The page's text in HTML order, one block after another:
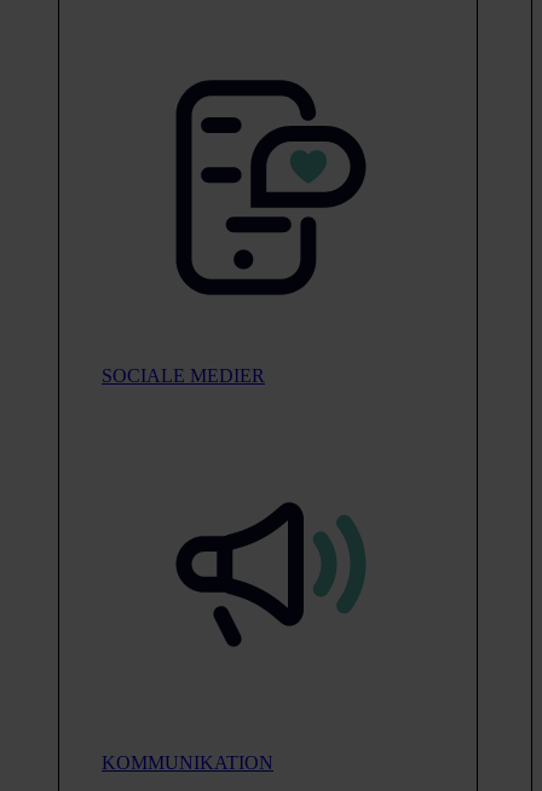
SOCIALE MEDIER
KOMMUNIKATION